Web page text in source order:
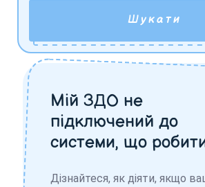
Шукати
Мій ЗДО не
підключений до
системи, що
Дізнайтеся, як діяти, якщо